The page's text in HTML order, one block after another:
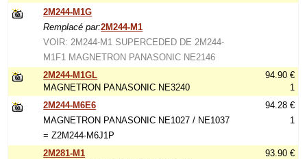
2M244-M1G
Remplacé par:2M244-M1
VOIR: 2M244-M1 SUPERCEDED DE 2M244-
M1F1 MAGNETRON PANASONIC NE2146
2M244-M1GL
MAGNETRON PANASONIC NE3240
94.90 €
1
2M244-M6E6
MAGNETRON PANASONIC NE1027 / NE1037
= Z2M244-M6J1P
94.28 €
1
2M281-M1
93.90 €